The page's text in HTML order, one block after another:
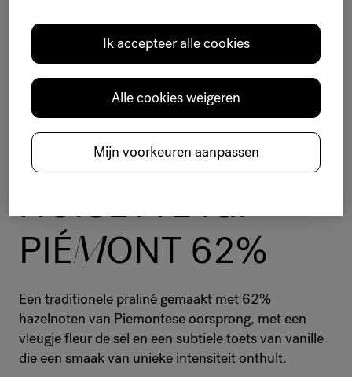
Traditionele pralinés
Hazelnoot
PRALINÉ
COLLECTION
NOISETTE IGP
PIÉMONT 62%
Een traditionele praliné gemaakt met 62%
hazelnoten van Piemontese oorsprong, met een
vleugje fleur de sel en een subtiele toets van vanille
die een smaak van unieke intensiteit onthult.
Ik accepteer alle cookies
Alle cookies weigeren
Mijn voorkeuren aanpassen